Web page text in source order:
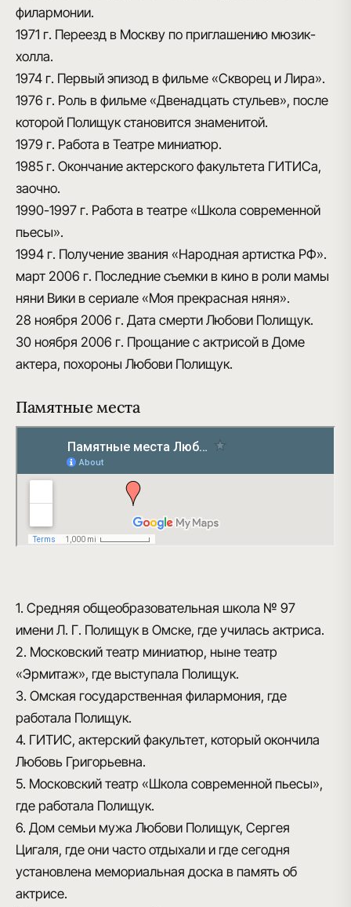
филармонии.
1971 г. Переезд в Москву по приглашению мюзик-
холла.
1974 г. Первый эпизод в фильме «Скворец и Лира».
1976 г. Роль в фильме «Двенадцать стульев», после
которой Полищук становится знаменитой.
1979 г. Работа в Театре миниатюр.
1985 г. Окончание актерского факультета ГИТИСа,
заочно.
1990-1997 г. Работа в театре «Школа современной
пьесы».
1994 г. Получение звания «Народная артистка РФ».
март 2006 г. Последние съемки в кино в роли мамы
няни Вики в сериале «Моя прекрасная няня».
28 ноября 2006 г. Дата смерти Любови Полищук.
30 ноября 2006 г. Прощание с актрисой в Доме
актера, похороны Любови Полищук.
Памятные места
1. Средняя общеобразовательная школа № 97
имени Л. Г. Полищук в Омске, где училась актриса.
2. Московский театр миниатюр, ныне театр
«Эрмитаж», где выступала Полищук.
3. Омская государственная филармония, где
работала Полищук.
4. ГИТИС, актерский факультет, который окончила
Любовь Григорьевна.
5. Московский театр «Школа современной пьесы»,
где работала Полищук.
6. Дом семьи мужа Любови Полищук, Сергея
Цигаля, где они часто отдыхали и где сегодня
установлена мемориальная доска в память об
актрисе.